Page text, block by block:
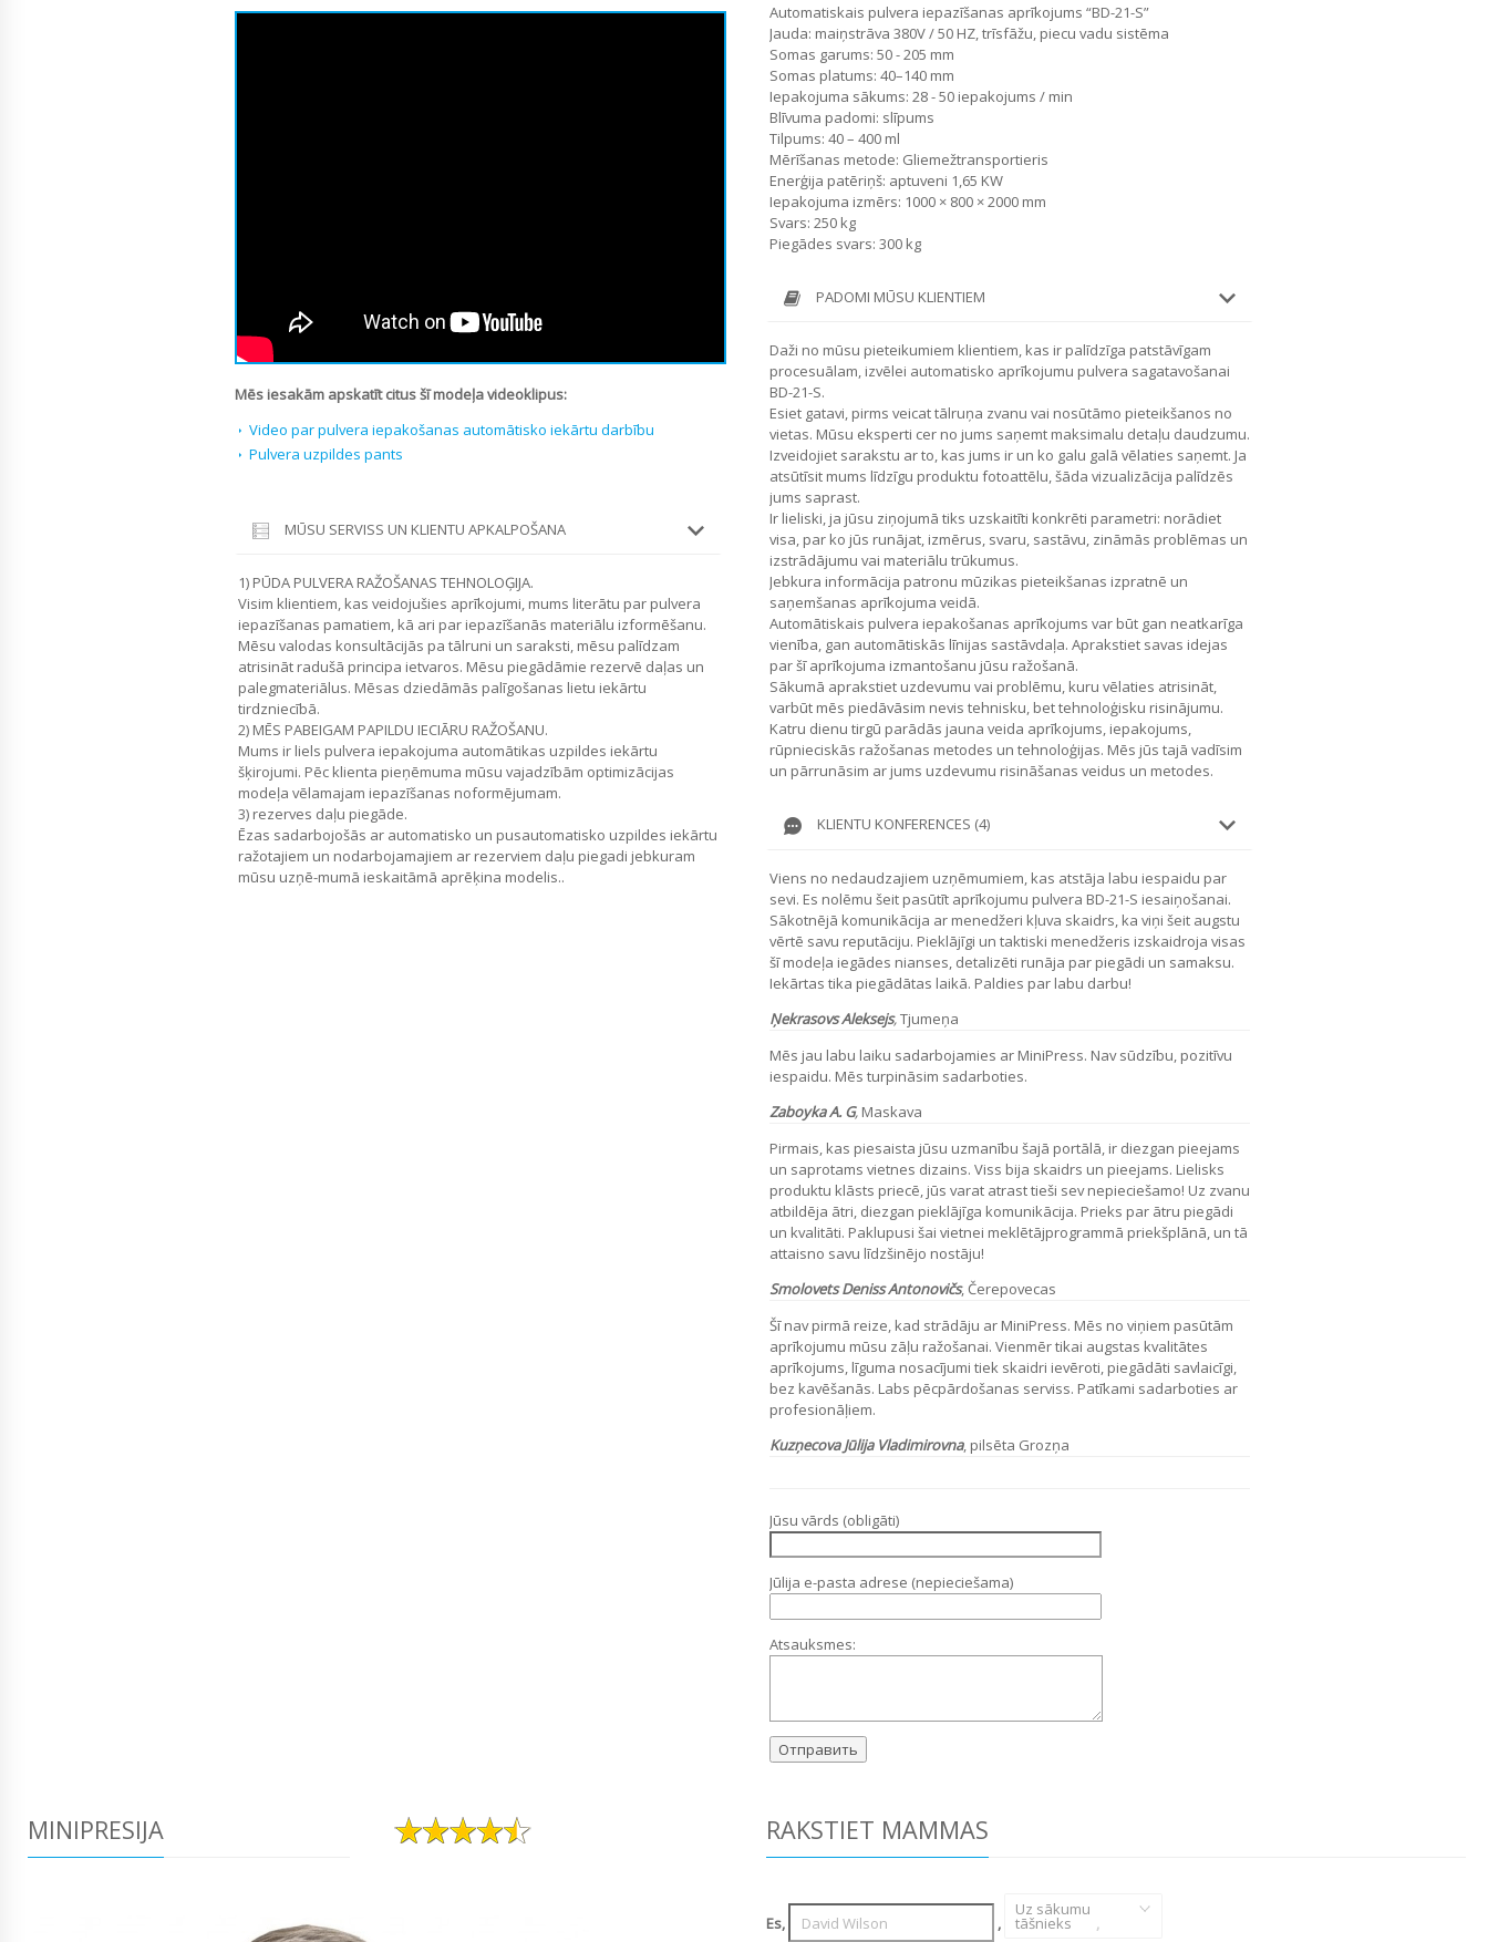
Mēs iesakām apskatīt citus šī modeļa videoklipus:
Video par pulvera iepakošanas automātisko iekārtu darbību
Pulvera uzpildes pants
MŪSU SERVISS UN KLIENTU APKALPOŠANA
1) PŪDA PULVERA RAŽOŠANAS TEHNOLOĢIJA.
Visim klientiem, kas veidojušies aprīkojumi, mums literātu par pulvera
iepazīšanas pamatiem, kā ari par iepazīšanās materiālu izformēšanu.
Mēsu valodas konsultācijās pa tālruni un saraksti, mēsu palīdzam
atrisināt radušā principa ietvaros. Mēsu piegādāmie rezervē daļas un
palegmateriālus. Mēsas dziedāmās palīgošanas lietu iekārtu
tirdzniecībā.
2) MĒS PABEIGAM PAPILDU IECIĀRU RAŽOŠANU.
Mums ir liels pulvera iepakojuma automātikas uzpildes iekārtu
šķirojumi. Pēc klienta pieņēmuma mūsu vajadzībām optimizācijas
modeļa vēlamajam iepazīšanas noformējumam.
3) rezerves daļu piegāde.
Ēzas sadarbojošās ar automatisko un pusautomatisko uzpildes iekārtu
ražotajiem un nodarbojamajiem ar rezerviem daļu piegadi jebkuram
mūsu uzņē-mumā ieskaitāmā aprēķina modelis..
Automatiskais pulvera iepazīšanas aprīkojums “BD-21-S”
Jauda: maiņstrāva 380V / 50 HZ, trīsfāžu, piecu vadu sistēma
Somas garums: 50 - 205 mm
Somas platums: 40–140 mm
Iepakojuma sākums: 28 - 50 iepakojums / min
Blīvuma padomi: slīpums
Tilpums: 40 – 400 ml
Mērīšanas metode: Gliemežtransportieris
Enerģija patēriņš: aptuveni 1,65 KW
Iepakojuma izmērs: 1000 × 800 × 2000 mm
Svars: 250 kg
Piegādes svars: 300 kg
PADOMI MŪSU KLIENTIEM
Daži no mūsu pieteikumiem klientiem, kas ir palīdzīga patstāvīgam
procesuālam, izvēlei automatisko aprīkojumu pulvera sagatavošanai
BD-21-S.
Esiet gatavi, pirms veicat tālruņa zvanu vai nosūtāmo pieteikšanos no
vietas. Mūsu eksperti cer no jums saņemt maksimalu detaļu daudzumu.
Izveidojiet sarakstu ar to, kas jums ir un ko galu galā vēlaties saņemt. Ja
atsūtīsit mums līdzīgu produktu fotoattēlu, šāda vizualizācija palīdzēs
jums saprast.
Ir lieliski, ja jūsu ziņojumā tiks uzskaitīti konkrēti parametri: norādiet
visa, par ko jūs runājat, izmērus, svaru, sastāvu, zināmās problēmas un
izstrādājumu vai materiālu trūkumus.
Jebkura informācija patronu mūzikas pieteikšanas izpratnē un
saņemšanas aprīkojuma veidā.
Automātiskais pulvera iepakošanas aprīkojums var būt gan neatkarīga
vienība, gan automātiskās līnijas sastāvdaļa. Aprakstiet savas idejas
par šī aprīkojuma izmantošanu jūsu ražošanā.
Sākumā aprakstiet uzdevumu vai problēmu, kuru vēlaties atrisināt,
varbūt mēs piedāvāsim nevis tehnisku, bet tehnoloģisku risinājumu.
Katru dienu tirgū parādās jauna veida aprīkojums, iepakojums,
rūpnieciskās ražošanas metodes un tehnoloģijas. Mēs jūs tajā vadīsim
un pārrunāsim ar jums uzdevumu risināšanas veidus un metodes.
KLIENTU KONFERENCES (4)
Viens no nedaudzajiem uzņēmumiem, kas atstāja labu iespaidu par
sevi. Es nolēmu šeit pasūtīt aprīkojumu pulvera BD-21-S iesaiņošanai.
Sākotnējā komunikācija ar menedžeri kļuva skaidrs, ka viņi šeit augstu
vērtē savu reputāciju. Pieklājīgi un taktiski menedžeris izskaidroja visas
šī modeļa iegādes nianses, detalizēti runāja par piegādi un samaksu.
Iekārtas tika piegādātas laikā. Paldies par labu darbu!
Ņekrasovs Aleksejs,Tjumeņa
Mēs jau labu laiku sadarbojamies ar MiniPress. Nav sūdzību, pozitīvu
iespaidu. Mēs turpināsim sadarboties.
Zaboyka A. G, Maskava
Pirmais, kas piesaista jūsu uzmanību šajā portālā, ir diezgan pieejams
un saprotams vietnes dizains. Viss bija skaidrs un pieejams. Lielisks
produktu klāsts priecē, jūs varat atrast tieši sev nepieciešamo! Uz zvanu
atbildēja ātri, diezgan pieklājīga komunikācija. Prieks par ātru piegādi
un kvalitāti. Paklupusi šai vietnei meklētājprogrammā priekšplānā, un tā
attaisno savu līdzšinējo nostāju!
Smolovets Deniss Antonovičs,Čerepovecas
Šī nav pirmā reize, kad strādāju ar MiniPress. Mēs no viņiem pasūtām
aprīkojumu mūsu zāļu ražošanai. Vienmēr tikai augstas kvalitātes
aprīkojums, līguma nosacījumi tiek skaidri ievēroti, piegādāti savlaicīgi,
bez kavēšanās. Labs pēcpārdošanas serviss. Patīkami sadarboties ar
profesionāļiem.
Kuzņecova Jūlija Vladimirovna, pilsēta Grozņa
Jūsu vārds (obligāti)
Jūlija e-pasta adrese (nepieciešama)
Atsauksmes:
MINIPRESIJA RAKSTIET MAMMAS
Es, ,
Uz sākumu
tāšnieks ,